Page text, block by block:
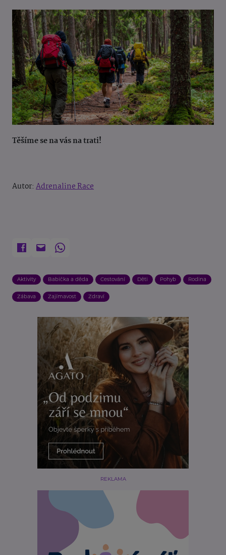
Těšíme se na vás na trati!
Autor: Adrenaline Race
Aktivity Babička a děda Cestování Děti Pohyb Rodina
Zábava Zajímavost Zdraví
REKLAMA